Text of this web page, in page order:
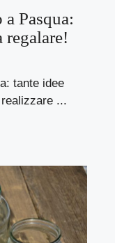
Pasqua:
regalare!
tante idee
...